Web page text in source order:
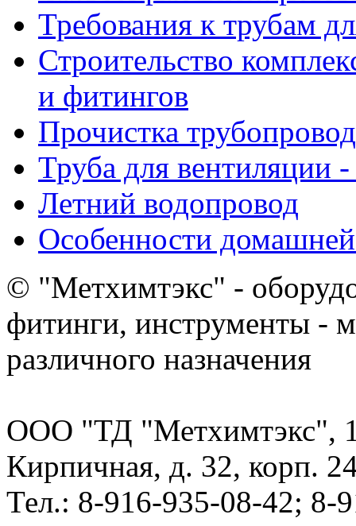
Требования к трубам
Строительство
и фитингов
Прочистка
Труба для вентиляции
Летний водопровод
Особенности
© "Метхимтэкс" -
фитинги, инструменты -
различного назначения
ООО "ТД "Метхимтэкс",
Кирпичная, д. 32, корп.
Тел.: 8-916-935-08-42; 8-